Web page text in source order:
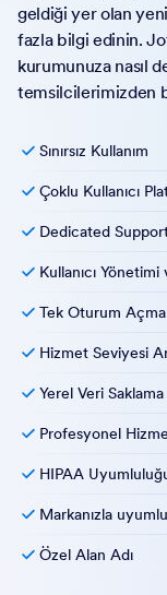
geldiği yer olan
fazla bilgi edinin.
kurumunuza nasıl
temsilcilerimizden
Sınırsız Kullanım
Çoklu Kullanıcı
Dedicated
Kullanıcı
Tek Oturum Açma
Hizmet Seviyesi
Yerel Veri Saklama
Profesyonel
HIPAA
Markanızla uyumlu
Özel Alan Adı